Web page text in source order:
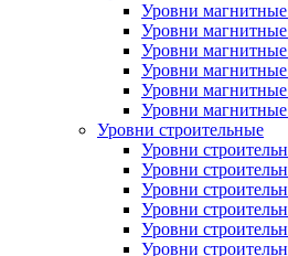
Уровни
Уровни
Уровни
Уровни магнитные
Уровни
Уровни
Уровни строительные
Уровни
Уровни
Уровни
Уровни
Уровни
Уровни